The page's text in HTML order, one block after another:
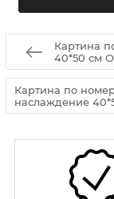
Картина
40*50 см
Картина по
наслаждение